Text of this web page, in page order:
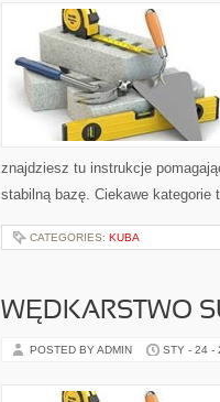
znajdziesz tu instrukcje
stabilną bazę. Ciekawe
CATEGORIES: KUBA
WĘDKARSTWO
POSTED BY ADMIN STY - 24 -